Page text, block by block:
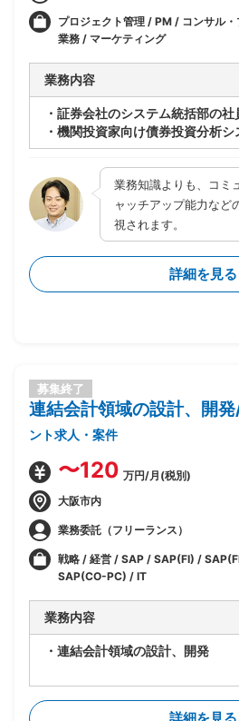
プロジェクト管理 / PM / コンサル
業務 / マーケティング
業務内容
・証券会社のシステム統括部の社
・機関投資家向け債券投資分析シ
・ユーザ部との要件調整
・ベンダーへのシステム化依頼
・社内稟議等実施業務知識よりも、コミ
ャッチアップ能力など
視されます。
詳細を見る
募集終了
連結会計領域の設計、開
ント求人・案件
〜120 万円/月(税別)
大阪市内
業務委託（フリーランス）
戦略 / 経営 / SAP / SAP(FI) /
SAP(CO-PC) / IT
業務内容
・連結会計領域の設計、開発